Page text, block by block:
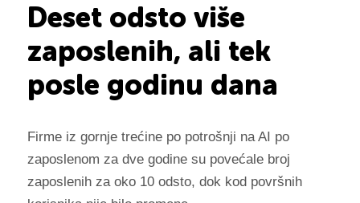
Deset odsto više
zaposlenih, ali tek
posle godinu dana
Firme iz gornje trećine po potrošnji na AI po
zaposlenom za dve godine su povećale broj
zaposlenih za oko 10 odsto, dok kod površnih